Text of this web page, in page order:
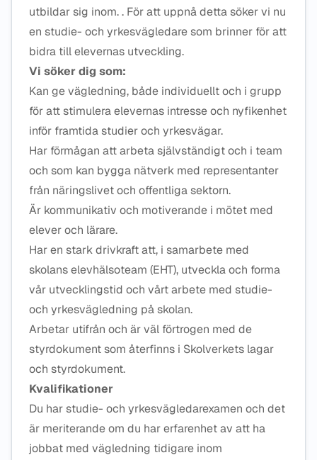
utbildar sig inom. . För att uppnå detta söker vi nu
en studie- och yrkesvägledare som brinner för att
bidra till elevernas utveckling.
Vi söker dig som:
Kan ge vägledning, både individuellt och i grupp
för att stimulera elevernas intresse och nyfikenhet
inför framtida studier och yrkesvägar.
Har förmågan att arbeta självständigt och i team
och som kan bygga nätverk med representanter
från näringslivet och offentliga sektorn.
Är kommunikativ och motiverande i mötet med
elever och lärare.
Har en stark drivkraft att, i samarbete med
skolans elevhälsoteam (EHT), utveckla och forma
vår utvecklingstid och vårt arbete med studie-
och yrkesvägledning på skolan.
Arbetar utifrån och är väl förtrogen med de
styrdokument som återfinns i Skolverkets lagar
och styrdokument.
Kvalifikationer
Du har studie- och yrkesvägledarexamen och det
är meriterande om du har erfarenhet av att ha
jobbat med vägledning tidigare inom